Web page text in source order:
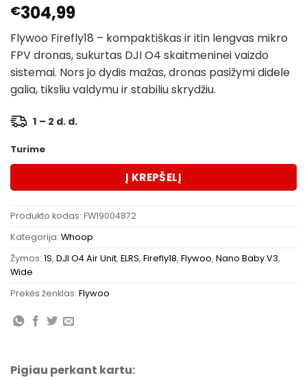
€304,99
Flywoo Firefly18 – kompaktiškas ir itin lengvas mikro
FPV dronas, sukurtas DJI O4 skaitmeninei vaizdo
sistemai. Nors jo dydis mažas, dronas pasižymi didele
galia, tiksliu valdymu ir stabiliu skrydžiu.
1 – 2 d. d.
Turime
Į KREPŠELĮ
Produkto kodas: FW19004872
Kategorija: Whoop
Žymos: 1S, DJI O4 Air Unit, ELRS, Firefly18, Flywoo, Nano Baby V3,
Wide
Prekės ženklas: Flywoo
Pigiau perkant kartu: